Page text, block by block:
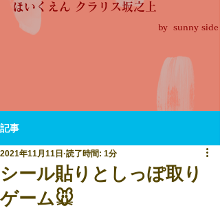
ほいくえん クラリス坂之上
by sunny side
記事
シール貼りとしっぽ取り
ゲーム🐭
2021年11月11日 読了時間: 1分